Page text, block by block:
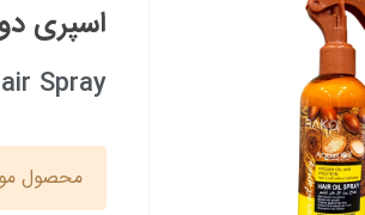
اسپری
Spray
محصول